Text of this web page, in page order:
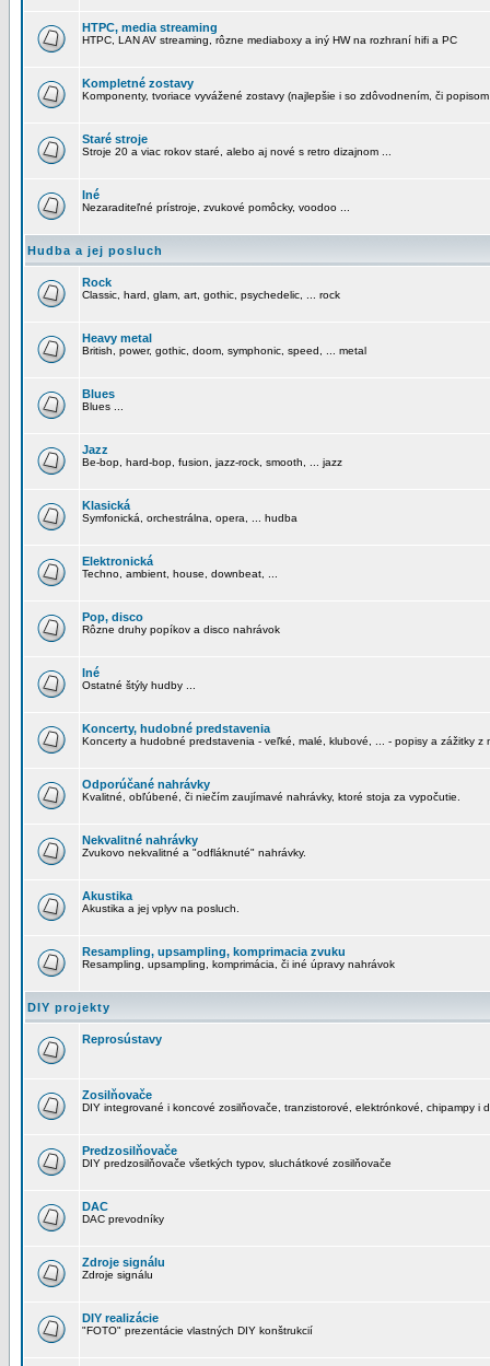
HTPC, media streaming
HTPC, LAN AV streaming, rôzne mediaboxy a iný HW na rozhraní hifi a PC
Kompletné zostavy
Komponenty, tvoriace vyvážené zostavy (najlepšie i so zdôvodnením, či
Staré stroje
Stroje 20 a viac rokov staré, alebo aj nové s retro dizajnom ...
Iné
Nezaraditeľné prístroje, zvukové pomôcky, voodoo ...
Hudba a jej posluch
Rock
Classic, hard, glam, art, gothic, psychedelic, ... rock
Heavy metal
British, power, gothic, doom, symphonic, speed, ... metal
Blues
Blues ...
Jazz
Be-bop, hard-bop, fusion, jazz-rock, smooth, ... jazz
Klasická
Symfonická, orchestrálna, opera, ... hudba
Elektronická
Techno, ambient, house, downbeat, ...
Pop, disco
Rôzne druhy popíkov a disco nahrávok
Iné
Ostatné štýly hudby ...
Koncerty, hudobné predstavenia
Koncerty a hudobné predstavenia - veľké, malé, klubové, ... - popisy a zážitky z
Odporúčané nahrávky
Kvalitné, obľúbené, či niečím zaujímavé nahrávky, ktoré stoja za vypočutie.
Nekvalitné nahrávky
Zvukovo nekvalitné a "odfláknuté" nahrávky.
Akustika
Akustika a jej vplyv na posluch.
Resampling, upsampling, komprimacia zvuku
Resampling, upsampling, komprimácia, či iné úpravy nahrávok
DIY projekty
Reprosústavy
Zosilňovače
DIY integrované i koncové zosilňovače, tranzistorové, elektrónkové, chipampy i
Predzosilňovače
DIY predzosilňovače všetkých typov, sluchátkové zosilňovače
DAC
DAC prevodníky
Zdroje signálu
Zdroje signálu
DIY realizácie
"FOTO" prezentácie vlastných DIY konštrukcií